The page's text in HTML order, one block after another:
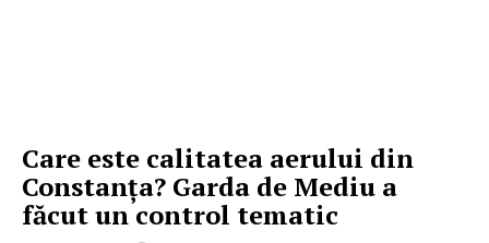
Care este calitatea aerului din
Constanţa? Garda de Mediu a
făcut un control tematic